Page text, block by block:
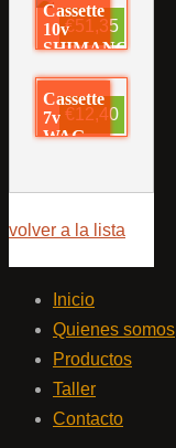
Cassette
10v
SHIMANO
€51,35
Cassette
7v
WAG
€12,40
volver a la lista
Inicio
Quienes somos
Productos
Taller
Contacto